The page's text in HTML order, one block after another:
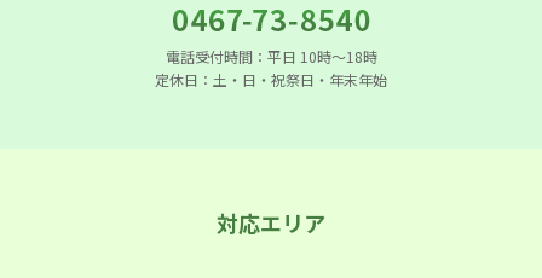
電話受付時間：平日 10時〜18時
定休日：土・日・祝祭日・年末年始
対応エリア